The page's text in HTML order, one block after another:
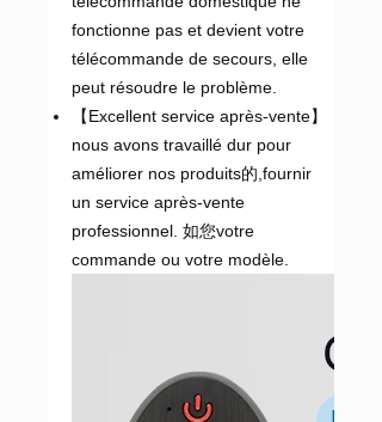
fonctionne pas et devient votre
télécommande de secours, elle
peut résoudre le problème.
【Excellent service après-vente】
nous avons travaillé dur pour
améliorer nos produits的,fournir
un service après-vente
professionnel. 如您votre
commande ou votre modèle.